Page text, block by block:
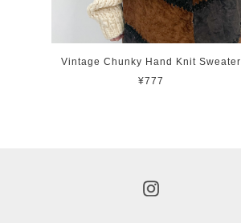
Vintage Chunky Hand Knit Sweater
¥777